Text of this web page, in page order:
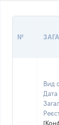
№
Вид
Дата